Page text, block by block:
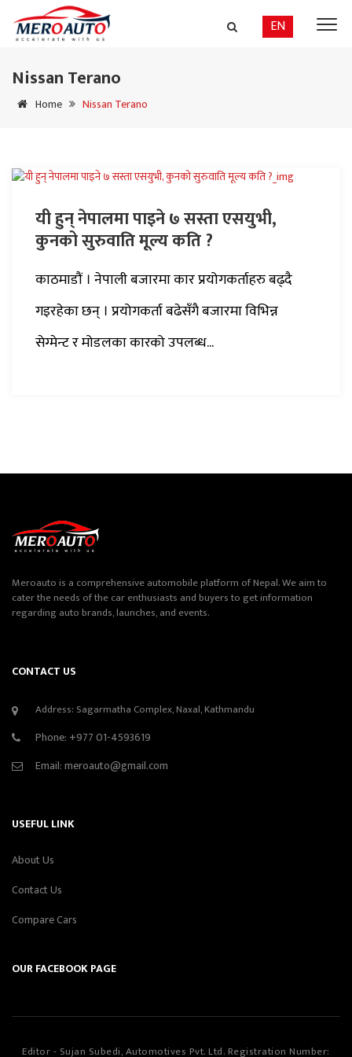
EN
Nissan Terano
Home Nissan Terano
यी हुन् नेपालमा पाइने ७ सस्ता एसयुभी,
कुनको सुरुवाति मूल्य कति ?
काठमाडौं । नेपाली बजारमा कार प्रयोगकर्ताहरु बढ्दै
गइरहेका छन् । प्रयोगकर्ता बढेसँगै बजारमा विभिन्न
सेग्मेन्ट र मोडलका कारको उपलब्ध...
Meroauto is a comprehensive automobile platform of Nepal. We aim to
cater the needs of the car enthusiasts and buyers to get information
regarding auto brands, launches, and events.
CONTACT US
Address: Sagarmatha Complex, Naxal, Kathmandu
Phone: +977 01-4593619
Email:meroauto@gmail.com
USEFUL LINK
About Us
Contact Us
Compare Cars
OUR FACEBOOK PAGE
Editor - Sujan Subedi, Automotives Pvt. Ltd. Registration Number: